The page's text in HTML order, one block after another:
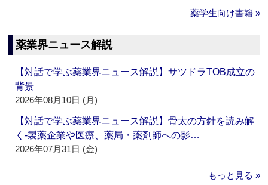
薬学生向け書籍 »
薬業界ニュース解説
【対話で学ぶ薬業界ニュース解説】サツドラTOB成立の
背景
2026年08月10日 (月)
【対話で学ぶ薬業界ニュース解説】骨太の方針を読み解
く‐製薬企業や医療、薬局・薬剤師への影…
2026年07月31日 (金)
もっと見る »